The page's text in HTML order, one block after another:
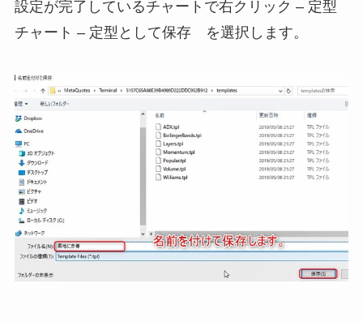
設定が完了しているチャートで右クリック – 定型
チャート – 定型として保存 を選択します。